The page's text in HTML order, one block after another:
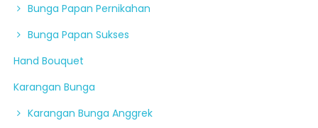
Bunga Papan Pernikahan
Bunga Papan Sukses
Hand Bouquet
Karangan Bunga
Karangan Bunga Anggrek